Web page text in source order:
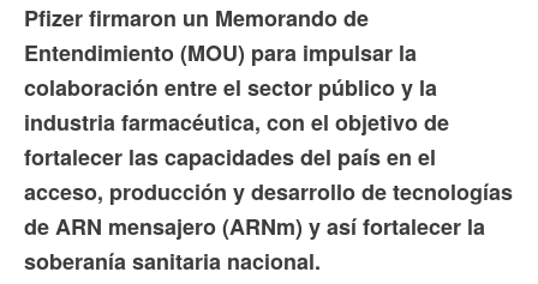
Pfizer firmaron un Memorando de
Entendimiento (MOU) para impulsar la
colaboración entre el sector público y la
industria farmacéutica, con el objetivo de
fortalecer las capacidades del país en el
acceso, producción y desarrollo de tecnologías
de ARN mensajero (ARNm) y así fortalecer la
soberanía sanitaria nacional.